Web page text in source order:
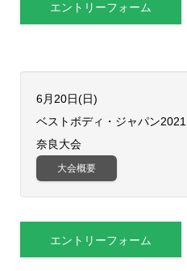
エントリーフォーム
6月20日(日)
ベストボディ・ジャパン2021
奈良大会
大会概要
エントリーフォーム